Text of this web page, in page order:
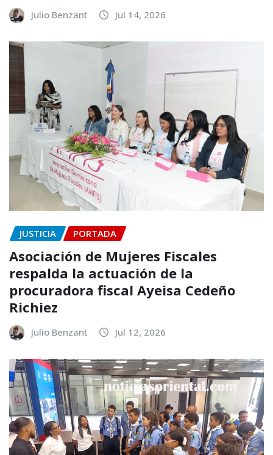
Julio Benzant Jul 14, 2026
JUSTICIA PORTADA
Asociación de Mujeres Fiscales
respalda la actuación de la
procuradora fiscal Ayeisa Cedeño
Richiez
Julio Benzant Jul 12, 2026